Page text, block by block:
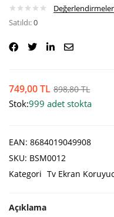
Değerlendirmeler
Satıldı:0
749,00TL 898,80TL
Stok:999 adet stokta
EAN: 8684019049908
SKU: BSM0012
Kategori Tv Ekran
Açıklama